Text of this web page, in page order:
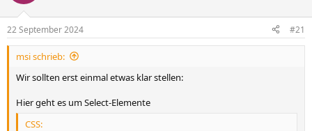
22 September 2024 #21
msi schrieb:
Wir sollten erst einmal etwas klar stellen:
Hier geht es um Select-Elemente
CSS: